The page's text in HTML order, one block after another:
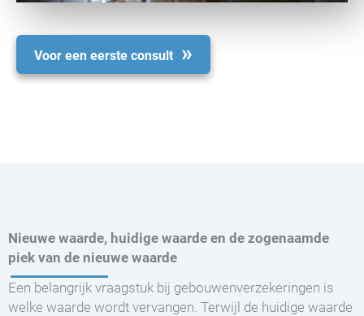
Voor een eerste consult
Nieuwe waarde, huidige waarde en de zogenaamde
piek van de nieuwe waarde
Een belangrijk vraagstuk bij gebouwenverzekeringen is
welke waarde wordt vervangen. Terwijl de huidige waarde